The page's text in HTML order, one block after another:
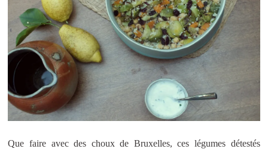
Que faire avec des choux de Bruxelles, ces légumes détestés